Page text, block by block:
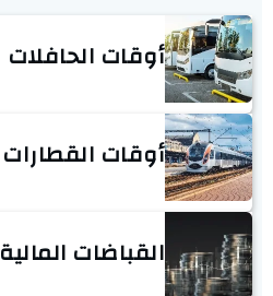
أوقات الحافلات
أوقات القطارات
القباضات المالية